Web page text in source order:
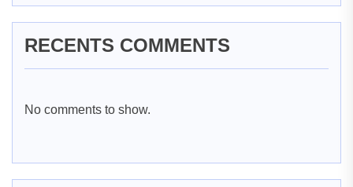
RECENTS COMMENTS
No comments to show.